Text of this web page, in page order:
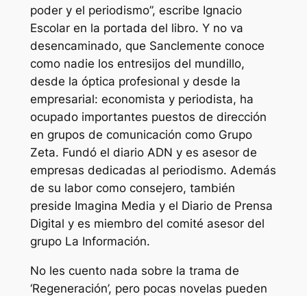
poder y el periodismo”, escribe Ignacio
Escolar en la portada del libro. Y no va
desencaminado, que Sanclemente conoce
como nadie los entresijos del mundillo,
desde la óptica profesional y desde la
empresarial: economista y periodista, ha
ocupado importantes puestos de dirección
en grupos de comunicación como Grupo
Zeta. Fundó el diario ADN y es asesor de
empresas dedicadas al periodismo. Además
de su labor como consejero, también
preside Imagina Media y el Diario de Prensa
Digital y es miembro del comité asesor del
grupo La Información.
No les cuento nada sobre la trama de
‘Regeneración’, pero pocas novelas pueden